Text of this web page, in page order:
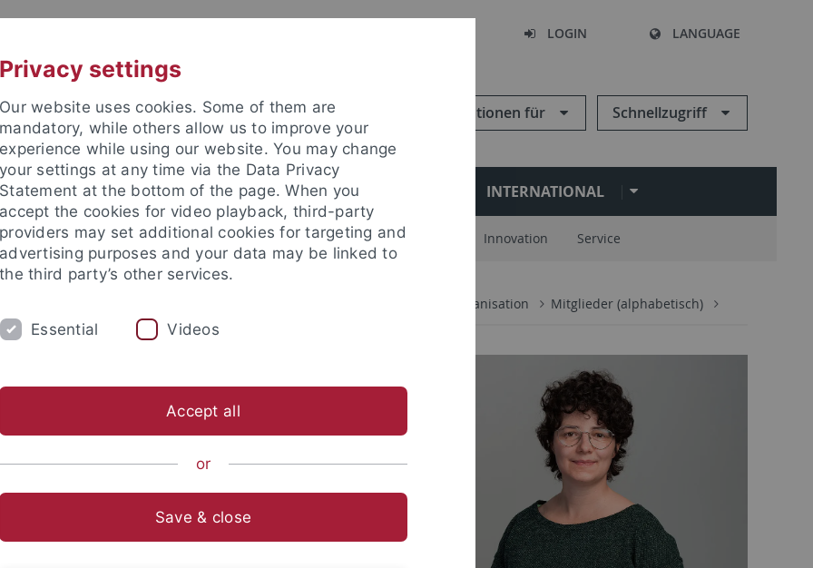
LOGIN LANGUAGE
Informationen für Schnellzugriff
FORSCHUNG EINRICHTUNGEN INTERNATIONAL
Zentren und Institute Nachwuchsförderung Kooperationspartner Innovation Service
Organisation Mitglieder (alphabetisch)
Mitarbeiterin
Privacy settings
Our website uses cookies. Some of them are
mandatory, while others allow us to improve your
experience while using our website. You may change
your settings at any time via the Data Privacy
Statement at the bottom of the page. When you
accept the cookies for video playback, third-party
providers may set additional cookies for targeting and
advertising purposes and your data may be linked to
the third party’s other services.
Essential Videos
Accept all
or
Save & close